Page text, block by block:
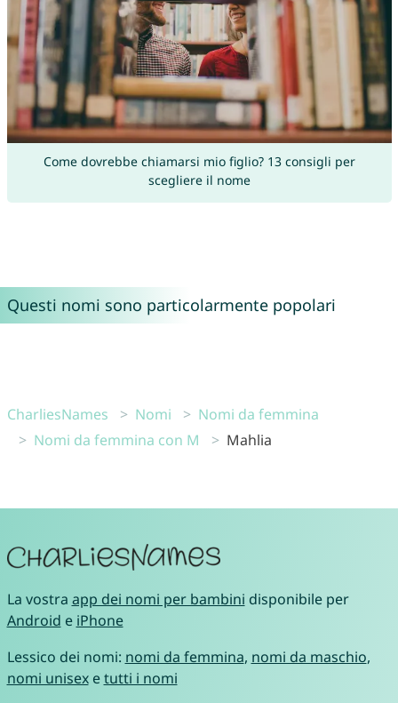
Come dovrebbe chiamarsi mio figlio? 13 consigli per
scegliere il nome
Questi nomi sono particolarmente popolari
CharliesNames Nomi
Nomi da femmina
Nomi da femmina con M
Mahlia
La vostra app dei nomi per bambini disponibile per
Android e iPhone
Lessico dei nomi: nomi da femmina, nomi da maschio,
nomi unisexetutti i nomi